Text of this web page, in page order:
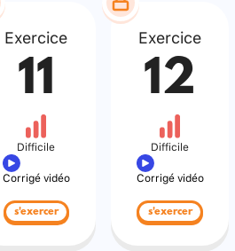
Exercice
11
Difficile
Corrigé vidéo
s'exercer
Exercice
12
Difficile
Corrigé vidéo
s'exercer